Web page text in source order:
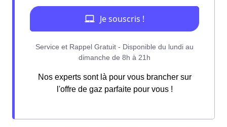
Nos experts sont là pour vous brancher sur
l'offre de gaz parfaite pour vous !